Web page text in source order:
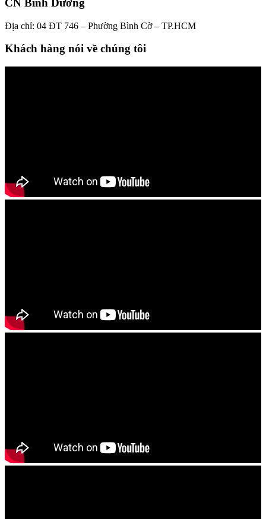
CN Bình Dương
Địa chỉ: 04 ĐT 746 – Phường Bình Cờ – TP.HCM
Khách hàng nói về chúng tôi